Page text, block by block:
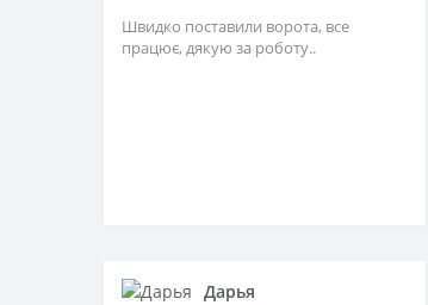
Швидко поставили ворота, все
працює, дякую за роботу..
Дарья